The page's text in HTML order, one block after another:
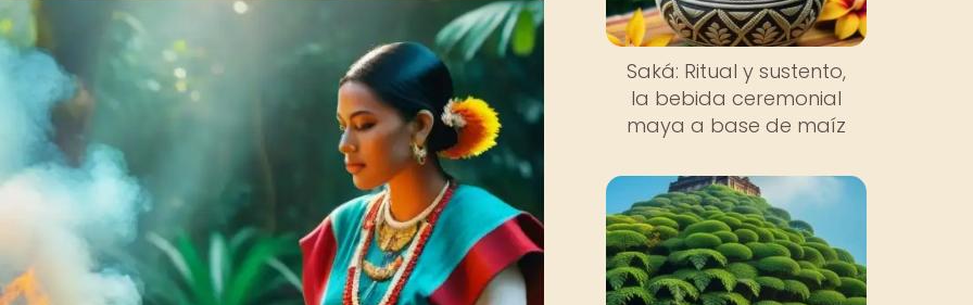
Saká: Ritual y sustento,
la bebida ceremonial
maya a base de maíz